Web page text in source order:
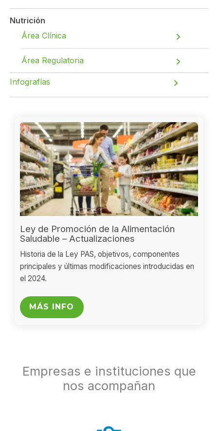
Nutrición
Área Clínica
Área Regulatoria
Infografías
Ley de Promoción de la Alimentación
Saludable – Actualizaciones
Historia de la Ley PAS, objetivos, componentes
principales y últimas modificaciones introducidas en
el 2024.
MÁS INFO
Empresas e instituciones que
nos acompañan